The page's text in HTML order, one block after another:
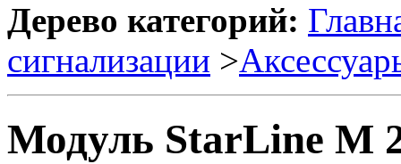
Дерево категорий:
сигнализации >
Модуль StarLine M